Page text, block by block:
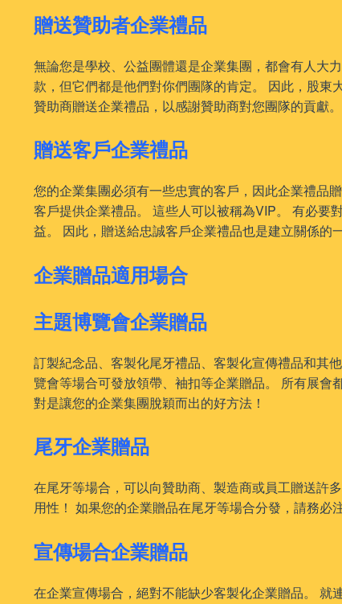
贈送贊助者企業禮品
無論您是學校、公益團體還是企業集團，都會有人大
款，但它們都是他們對你們團隊的肯定。 因此，股
贊助商贈送企業禮品，以感謝贊助商對您團隊的貢獻
贈送客戶企業禮品
您的企業集團必須有一些忠實的客戶，因此企業禮品
客戶提供企業禮品。 這些人可以被稱為VIP。 有必要
益。 因此，贈送給忠誠客戶企業禮品也是建立關係的
企業贈品適用場合
主題博覽會企業贈品
訂製紀念品、客製化尾牙禮品、客製化宣傳禮品和其
覽會等場合可發放領帶、袖扣等企業贈品。 所有展
對是讓您的企業集團脫穎而出的好方法！
尾牙企業贈品
在尾牙等場合，可以向贊助商、製造商或員工贈送許
用性！ 如果您的企業贈品在尾牙等場合分發，請務必
宣傳場合企業贈品
在企業宣傳場合，絕對不能缺少客製化企業贈品。